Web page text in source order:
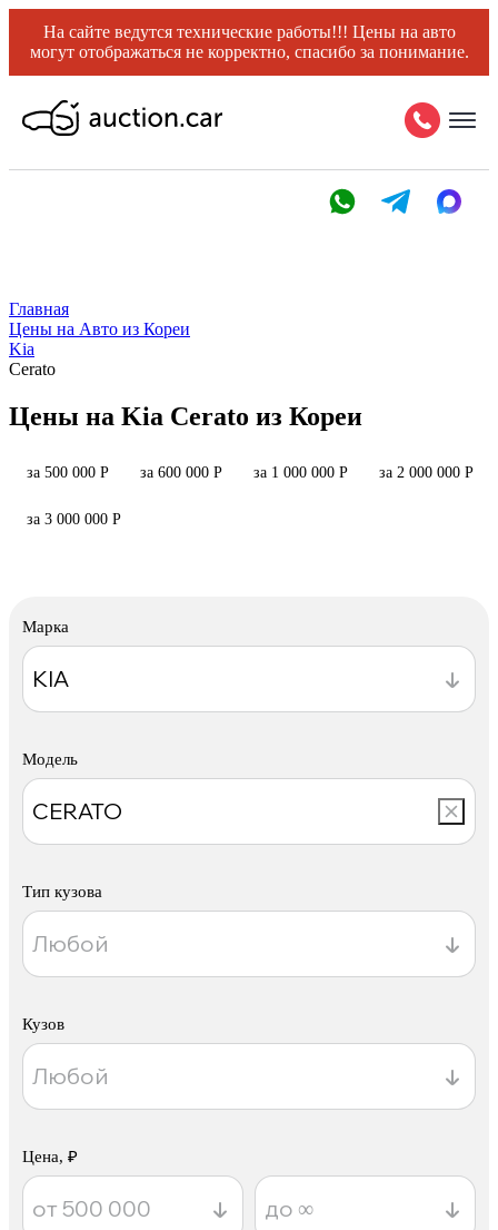
На сайте ведутся технические работы!!! Цены на авто
могут отображаться не корректно, спасибо за понимание.
Главная
Цены на Авто из Кореи
Kia
Cerato
Цены на Kia Cerato из Кореи
за 500 000 Р за 600 000 Р за 1 000 000 Р за 2 000 000 Р
за 3 000 000 Р
Марка
Модель
Тип кузова
Кузов
Цена, ₽